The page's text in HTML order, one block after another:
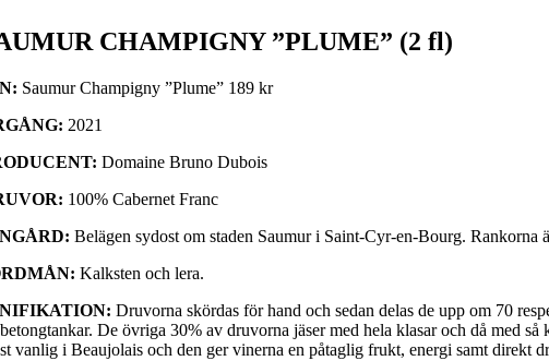
CHAMPIGNY ”PLUME” (2 fl)
Saumur Champigny ”Plume” 189 kr
2021
Domaine Bruno Dubois
100% Cabernet Franc
Belägen sydost om staden Saumur i Saint-Cyr-en-Bourg. Rankorna
Kalksten och lera.
Druvorna skördas för hand och sedan delas de upp om 70
De övriga 30% av druvorna jäser med hela klasar och då med
vanlig i Beaujolais och den ger vinerna en påtaglig frukt, energi samt direkt